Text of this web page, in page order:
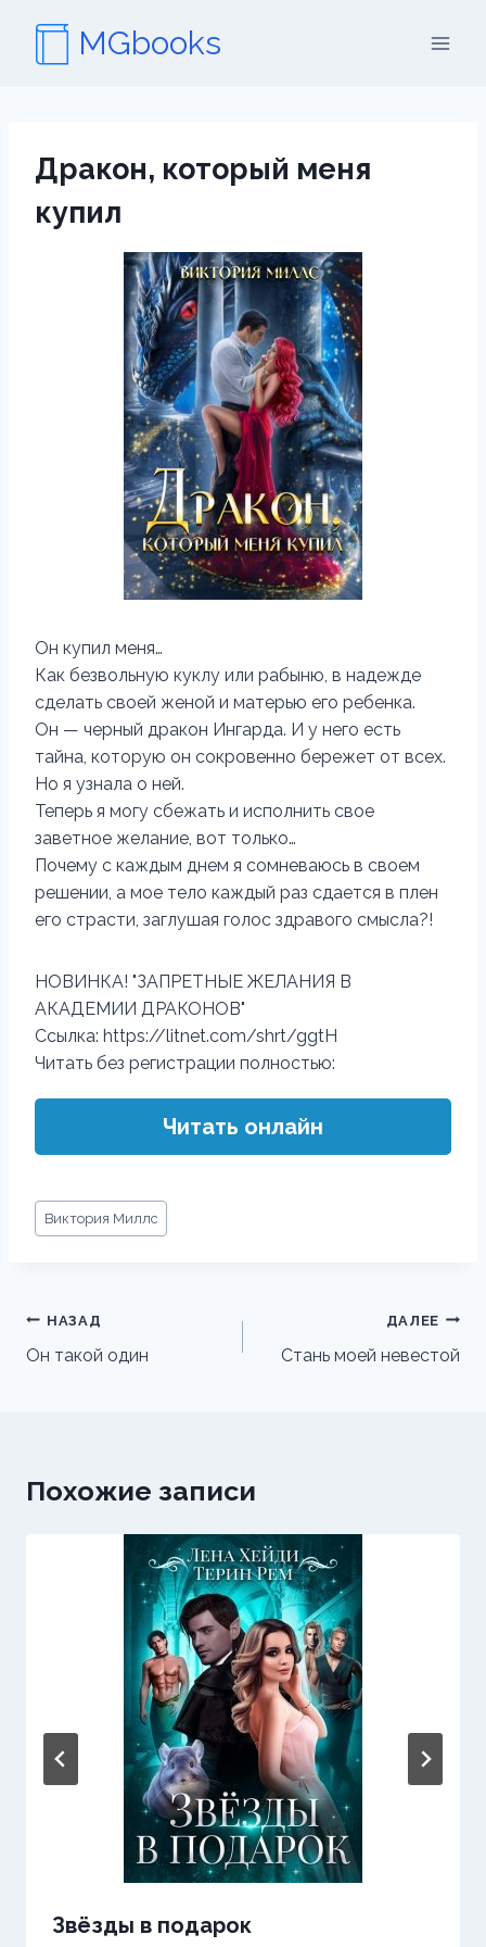
содержимому
MGbooks
Дракон, который меня
купил
‍Он купил меня…
Как безвольную куклу или рабыню, в надежде
сделать своей женой и матерью его ребенка.
Он — черный дракон Ингарда. И у него есть
тайна, которую он сокровенно бережет от всех.
Но я узнала о ней.
Теперь я могу сбежать и исполнить свое
заветное желание, вот только…
Почему с каждым днем я сомневаюсь в своем
решении, а мое тело каждый раз сдается в плен
его страсти, заглушая голос здравого смысла?!
‍НОВИНКА! "ЗАПРЕТНЫЕ ЖЕЛАНИЯ В
АКАДЕМИИ ДРАКОНОВ"‍
Ссылка: https://litnet.com/shrt/ggtH
Читать без регистрации полностью:
Читать онлайн
Метки
записи:
Виктория Миллс
Навигация
по
НАЗАД
Он такой один
ДАЛЕЕ
Стань моей невестой
Похожие записи
Звёзды в подарок